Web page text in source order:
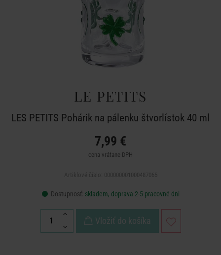
LE PETITS
LES PETITS Pohárik na pálenku štvorlístok 40 ml
7,99 €
cena vrátane DPH
Dostupnosť: skladem, doprava 2-5 pracovné dni
Vložiť do košíka